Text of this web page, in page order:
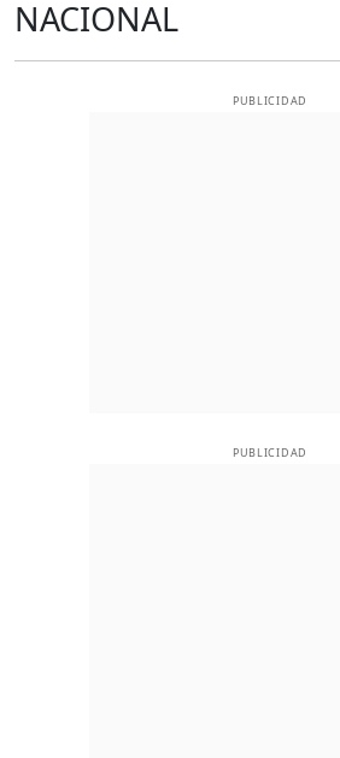
NACIONAL
PUBLICIDAD
PUBLICIDAD